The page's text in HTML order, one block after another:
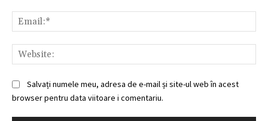
Salvați numele meu, adresa de e-mail și site-ul web în acest
browser pentru data viitoare i comentariu.